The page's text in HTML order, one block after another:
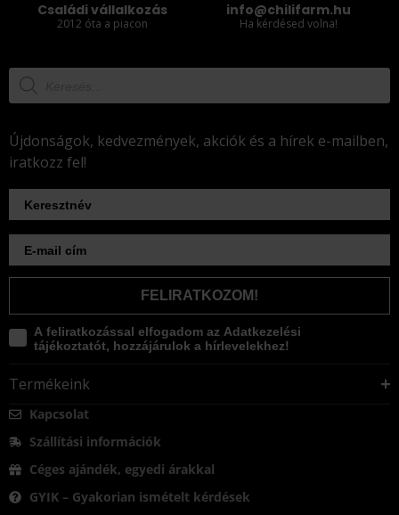
Családi vállalkozás
2012 óta a piacon
info@chilifarm.hu
Ha kérdésed volna!
Újdonságok, kedvezmények, akciók és a hírek e-mailben,
iratkozz fel!
FELIRATKOZOM!
A feliratkozással elfogadom az Adatkezelési
tájékoztatót, hozzájárulok a hírlevelekhez!
Termékeink
Kapcsolat
Szállítási információk
Céges ajándék, egyedi árakkal
GYIK – Gyakorian ismételt kérdések